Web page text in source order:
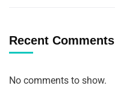
Recent Comments
No comments to show.